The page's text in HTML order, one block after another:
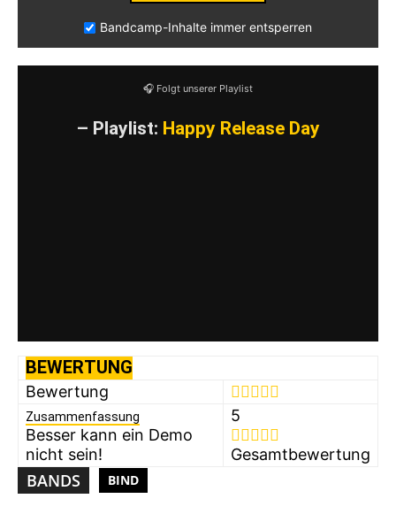
Bandcamp-Inhalte immer entsperren
🎧 Folgt unserer Playlist
– Playlist: Happy Release Day
BEWERTUNG
Bewertung
Zusammenfassung
Besser kann ein Demo
nicht sein!
5
Gesamtbewertung
BANDS BIND